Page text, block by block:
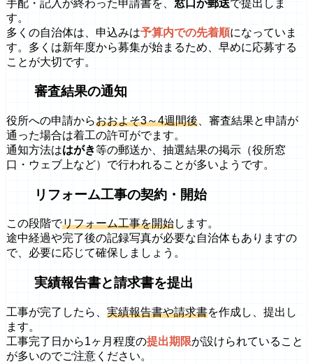
手配・記入が終わった申請書を、 窓口か郵送で提出しま
す。
多くの自治体は、申込みは予算内での先着順になっていま
す。多くは新年度から募集が始まるため、早めに応募する
ことが大切です。
審査結果の通知
役所への申請からおおよそ3～4週間後 、審査結果と申請が
通った場合は着工の許可がでます。
通知方法ははがき等の郵送か、抽選結果の掲示（役所窓
口・ウェブ上など）で行われることが多いようです。
リフォーム工事の契約・開始
この段階でリフォーム工事を開始します。
途中経過や完了後の記録写真が必要な自治体もありますの
で、必要に応じて確保しましょう。
実績報告書と請求書を提出
工事が完了したら、 実績報告書や請求書を作成し、提出し
ます。
工事完了日から1ヶ月程度の提出期限が設けられていること
が多いのでご注意ください。